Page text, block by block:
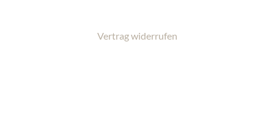
Vertrag widerrufen